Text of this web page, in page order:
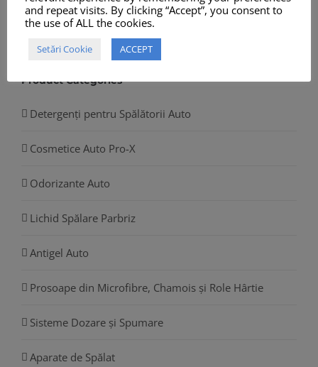
fi
în
Product Categories
Detergenți pentru Spălătorii Auto
Cosmetice Auto Pro-X
Odorizante Auto
Lichid Spălare Parbriz
Antigel Auto
Prosoape din Microfibre, Chamois și Role Hârtie
Sisteme Dozare și Spumare
Aparate de Spălat
and repeat visits. By clicking “Accept”, you consent to
the use of ALL the cookies.
Setări Cookie ACCEPT